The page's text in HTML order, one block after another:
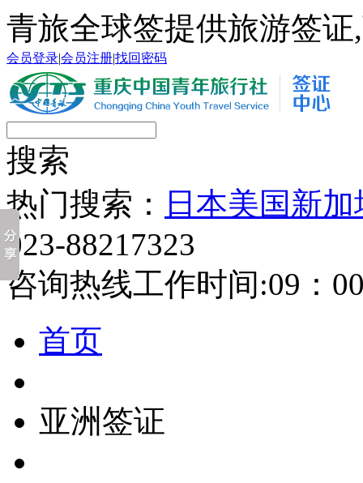
青旅全球签提供旅游签
会员登录|会员注册|找回密码
搜索
热门搜索：
日本美国新加
023-88217323
咨询热线工作时间:09：
首页
亚洲签证